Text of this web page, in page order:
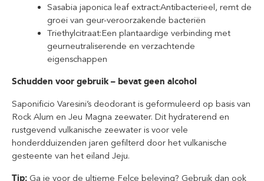
Sasabia japonica leaf extract:Antibacterieel, remt de
groei van geur-veroorzakende bacteriën
Triethylcitraat:Een plantaardige verbinding met
geurneutraliserende en verzachtende
eigenschappen
Schudden voor gebruik – bevat geen alcohol
Saponificio Varesini’s deodorant is geformuleerd op basis van
Rock Alum en Jeu Magna zeewater. Dit hydraterend en
rustgevend vulkanische zeewater is voor vele
honderdduizenden jaren gefilterd door het vulkanische
gesteente van het eiland Jeju.
Tip: Ga je voor de ultieme Felce beleving? Gebruik dan ook